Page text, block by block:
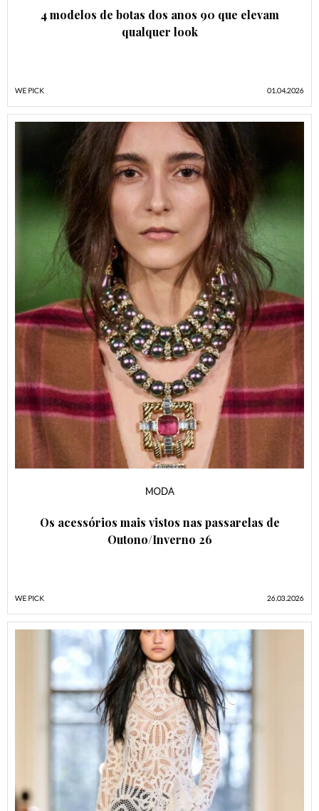
4 modelos de botas dos anos 90 que elevam
qualquer look
01.04.2026
WE PICK
MODA
Os acessórios mais vistos nas passarelas de
Outono/Inverno 26
26.03.2026
WE PICK